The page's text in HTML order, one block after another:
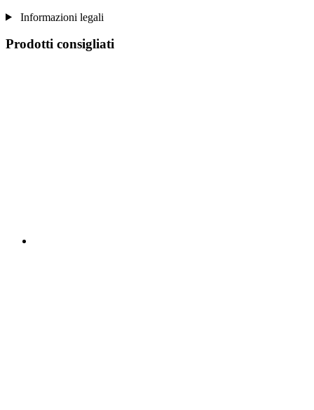
Informazioni legali
Prodotti consigliati